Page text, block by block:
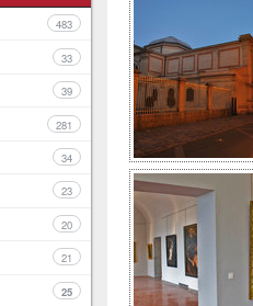
483
33
39
281
34
23
20
21
25